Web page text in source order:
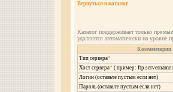
Вернуться в каталог
Каталог поддерживает только
удаляются автоматически на уровне
Комментарии
Тип сервера*
Хост сервера* ( пример:
Логин (оставьте пустым если нет)
Пароль (оставьте пустым если нет)